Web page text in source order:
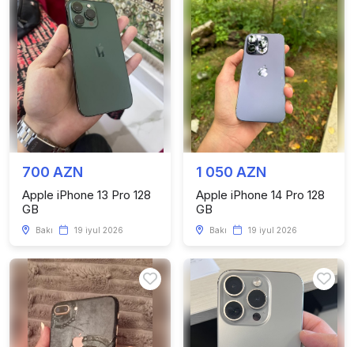
700 AZN
Apple iPhone 13 Pro 128
GB
Bakı 19 iyul 2026
1 050 AZN
Apple iPhone 14 Pro 128
GB
Bakı 19 iyul 2026